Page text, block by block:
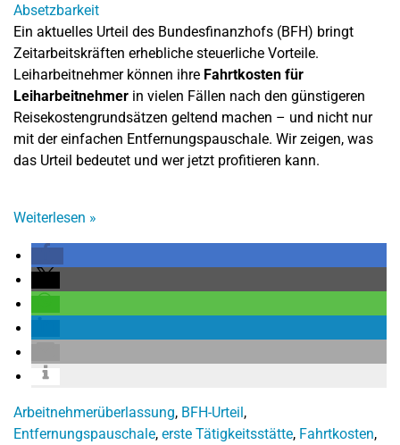
Ein aktuelles Urteil des Bundesfinanzhofs (BFH) bringt
Zeitarbeitskräften erhebliche steuerliche Vorteile.
Leiharbeitnehmer können ihre Fahrtkosten für
Leiharbeitnehmer in vielen Fällen nach den günstigeren
Reisekostengrundsätzen geltend machen – und nicht nur
mit der einfachen Entfernungspauschale. Wir zeigen, was
das Urteil bedeutet und wer jetzt profitieren kann.
Weiterlesen »
Arbeitnehmerüberlassung, BFH-Urteil,
Entfernungspauschale, erste Tätigkeitsstätte, Fahrtkosten,